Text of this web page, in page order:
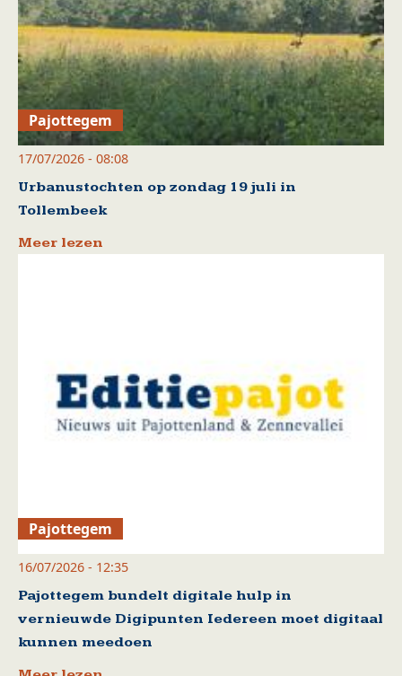
Pajottegem
17/07/2026 - 08:08
Urbanustochten op zondag 19 juli in
Tollembeek
Meer lezen
Pajottegem
16/07/2026 - 12:35
Pajottegem bundelt digitale hulp in
vernieuwde Digipunten Iedereen moet digitaal
kunnen meedoen